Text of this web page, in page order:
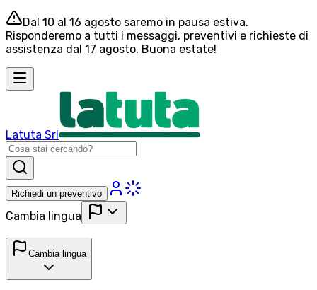
Dal 10 al 16 agosto saremo in pausa estiva.
Risponderemo a tutti i messaggi, preventivi e richieste di
assistenza dal 17 agosto. Buona estate!
Latuta Srl
Richiedi un preventivo
Cambia lingua
Cambia lingua